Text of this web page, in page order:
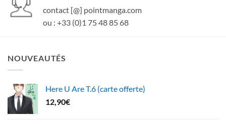
contact [@] pointmanga.com
ou : +33 (0)1 75 48 85 68
NOUVEAUTÉS
Here U Are T.6 (carte offerte)
12,90€